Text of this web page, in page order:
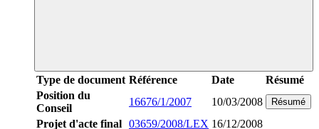
Type de document Référence Date
Résumé
Position du
Conseil
16676/1/2007 10/03/2008 Résumé
Projet d'acte final 03659/2008/LEX 16/12/2008